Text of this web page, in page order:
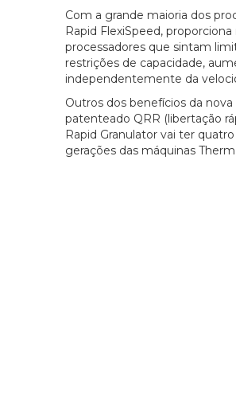
Com a grande maioria dos
Rapid FlexiSpeed,
processadores que sintam
restrições de capacidade,
independentemente da
Outros dos benefícios da nova
patenteado QRR (libertação
Rapid Granulator vai ter
gerações das máquinas